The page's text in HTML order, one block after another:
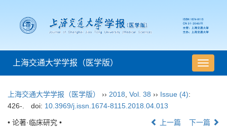
导
航
上海交通大学学报（医学版）
上海交通大学学报（医学版） ›› 2018 Vol. 38 ›› Issue (4):
426-.
doi: 10.3969/j.issn.1674-8115.2018.04.013
• 论著·临床研究 • 上一篇 下一篇